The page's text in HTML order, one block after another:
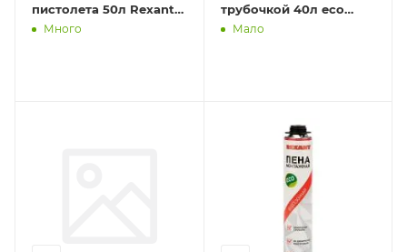
пистолета 50л Rexant
89-0902
Много
трубочкой 40л eco
Rexant 89-0906
Мало